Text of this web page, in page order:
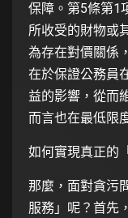
保障。第5條第1
所收受的財物或
為存在對價關係
在於保證公務員
益的影響，從而
而言也在最低限
如何實現真正的
那麼，面對貪污
服務」呢？首先